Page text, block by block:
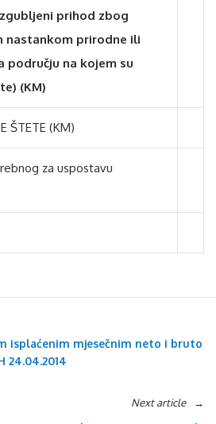
prihod zbog
nastankom prirodne ili
području na kojem su
(KM)
ŠTETE (KM)
za uspostavu
isplaćenim mjesečnim neto i bruto
24.04.2014
Next article